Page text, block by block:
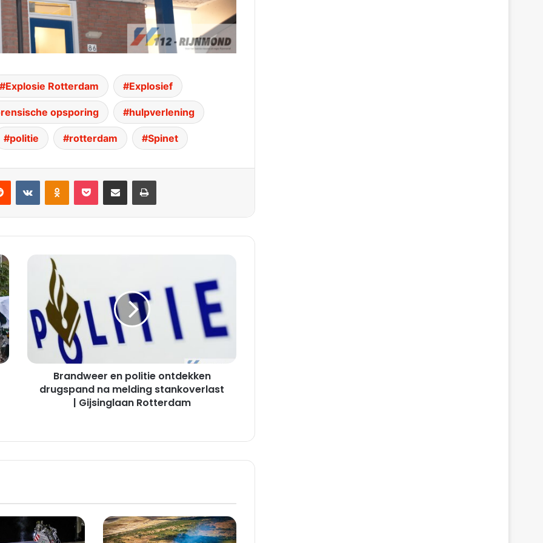
Explosie Rotterdam Explosief
opsporing hulpverlening
politie rotterdam Spinet
VKontakteOdnoklassniki
Pocket Deel via E-mail Print
Brandweer
politie
ontdekken
drugspand
na
melding
stankoverlast
|
Gijsinglaan
Rotterdam
Brandweer en politie ontdekken
drugspand na melding stankoverlast
| Gijsinglaan Rotterdam